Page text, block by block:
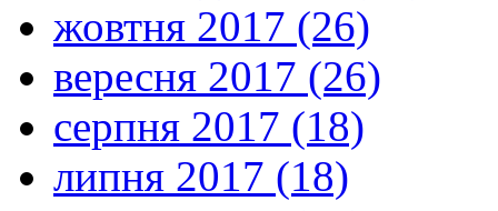
жовтня 2017 (26)
вересня 2017 (26)
серпня 2017 (18)
липня 2017 (18)